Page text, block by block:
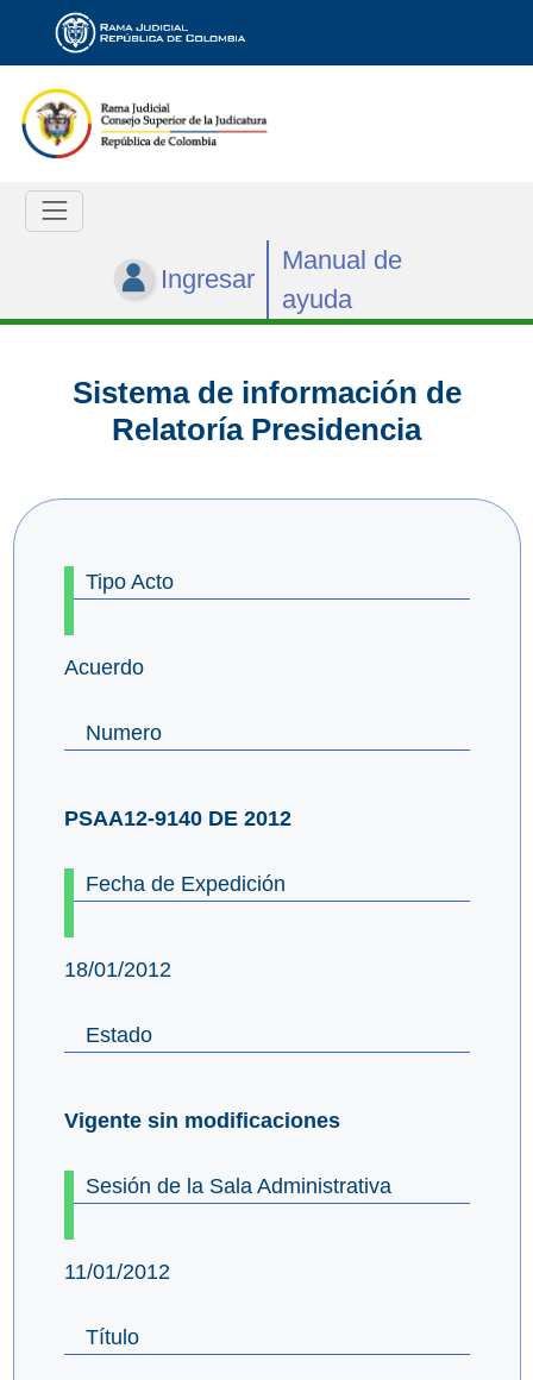
Ingresar
Manual de
ayuda
Sistema de información de
Relatoría Presidencia
Tipo Acto
Acuerdo
Numero
PSAA12-9140 DE 2012
Fecha de Expedición
18/01/2012
Estado
Vigente sin modificaciones
Sesión de la Sala Administrativa
11/01/2012
Título